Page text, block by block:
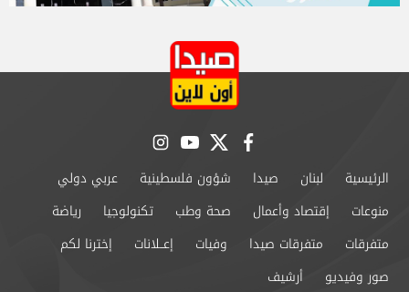
facebook
twitter
youtube
instagram
الرئيسية لبنان صيدا شؤون فلسطينية
عربي دولي
منوعات
إقتصاد وأعمال صحة وطب تكنولوجيا
رياضة
متفرقات
متفرقات صيدا وفيات إعــلانات
إخترنا لكم
صور وفيديو
أرشيف